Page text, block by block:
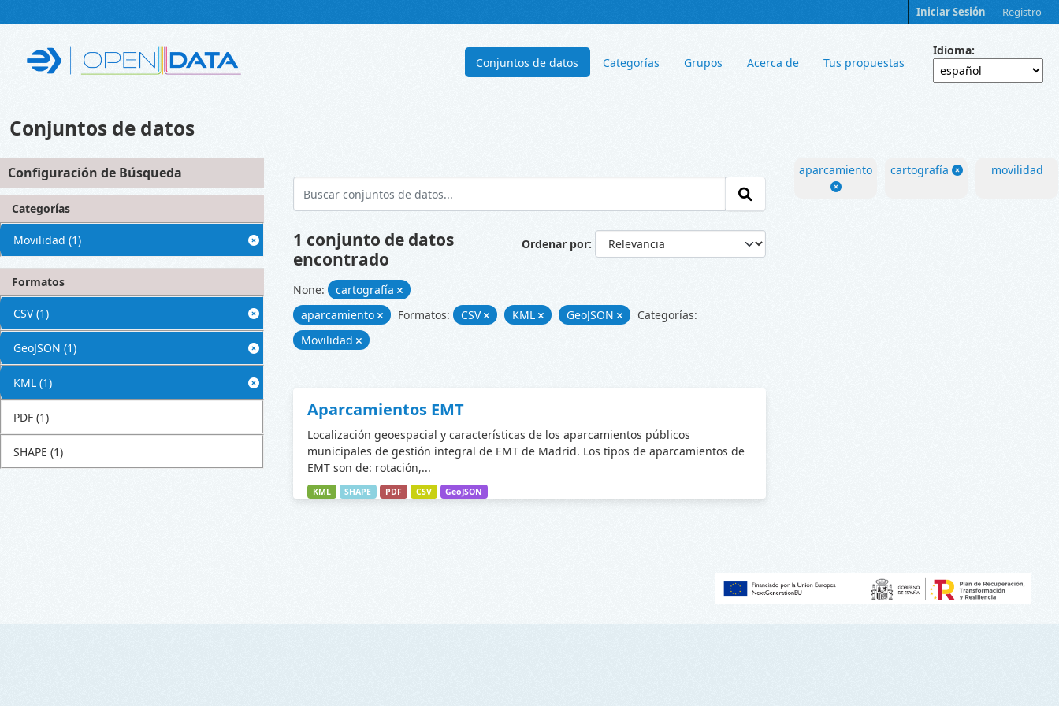
Iniciar Sesión Registro
Conjuntos de datos Categorías Grupos Acerca de Tus propuestas
Idioma
Conjuntos de datos
Configuración de Búsqueda
Categorías
Movilidad (1)
Formatos
CSV (1)
GeoJSON (1)
KML (1)
PDF (1)
SHAPE (1)
Ordenar por
1 conjunto de datos
encontrado
None:
cartografía
aparcamiento
Formatos: CSV KML GeoJSON
Categorías:
Movilidad
Aparcamientos EMT
Localización geoespacial y características de los aparcamientos públicos
municipales de gestión integral de EMT de Madrid. Los tipos de aparcamientos de
EMT son de: rotación,...
KML SHAPE PDF CSV GeoJSON
aparcamiento cartografía movilidad